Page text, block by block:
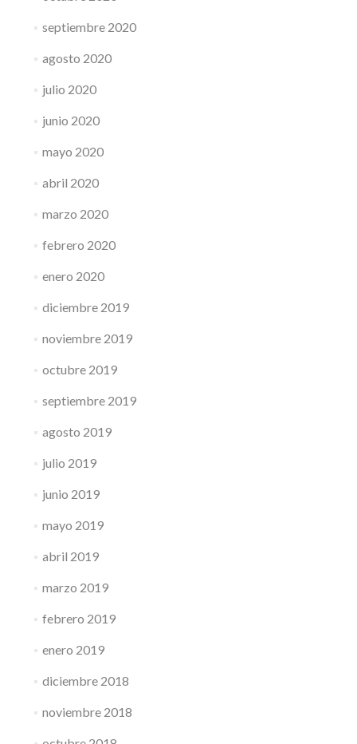
septiembre 2020
agosto 2020
julio 2020
junio 2020
mayo 2020
abril 2020
marzo 2020
febrero 2020
enero 2020
diciembre 2019
noviembre 2019
octubre 2019
septiembre 2019
agosto 2019
julio 2019
junio 2019
mayo 2019
abril 2019
marzo 2019
febrero 2019
enero 2019
diciembre 2018
noviembre 2018